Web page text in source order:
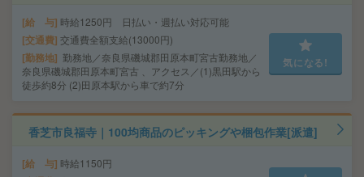
給 与 時給1250円 日払い・週払い対応可能
交通費 交通費全額支給(13000円)
勤務地 勤務地／奈良県磯城郡田原本町宮古勤務地／
奈良県磯城郡田原本町宮古 、アクセス／(1)黒田駅から
徒歩約8分 (2)田原本駅から車で約7分
気になる!
香芝市良福寺｜100均商品のピッキングや梱包作業[派遣]
給 与 時給1150円